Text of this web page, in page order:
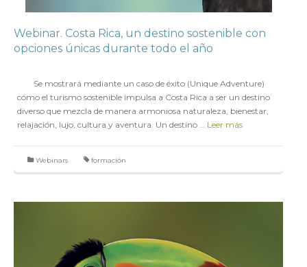
Webinar. Costa Rica, un destino sostenible con
opciones únicas durante todo el año
Se mostrará mediante un caso de éxito (Unique Adventure)
cómo el turismo sostenible impulsa a Costa Rica a ser un destino
diverso que mezcla de manera armoniosa naturaleza, bienestar,
relajación, lujo, cultura y aventura. Un destino … Leer más
Webinars formación